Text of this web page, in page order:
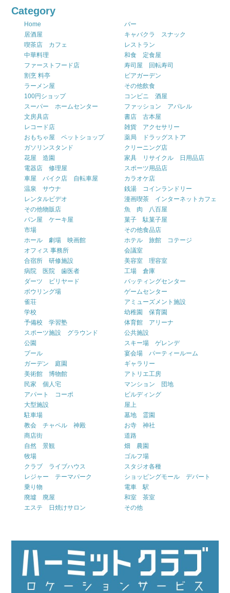
Category
Home
バー
居酒屋
キャバクラ スナック
喫茶店 カフェ
レストラン
中華料理
和食 定食屋
ファーストフード店
寿司屋 回転寿司
割烹 料亭
ビアガーデン
ラーメン屋
その他飲食
100円ショップ
コンビニ 酒屋
スーパー ホームセンター
ファッション アパレル
文房具店
書店 古本屋
レコード店
雑貨 アクセサリー
おもちゃ屋 ペットショップ
薬局 ドラッグストア
ガソリンスタンド
クリーニング店
花屋 造園
家具 リサイクル 日用品店
電器店 修理屋
スポーツ用品店
車屋 バイク店 自転車屋
カラオケ店
温泉 サウナ
銭湯 コインランドリー
レンタルビデオ
漫画喫茶 インターネットカフェ
その他物販店
魚 肉 八百屋
パン屋 ケーキ屋
菓子 駄菓子屋
市場
その他食品店
ホール 劇場 映画館
ホテル 旅館 コテージ
オフィス 事務所
会議室
合宿所 研修施設
美容室 理容室
病院 医院 歯医者
工場 倉庫
ダーツ ビリヤード
バッティングセンター
ボウリング場
ゲームセンター
雀荘
アミューズメント施設
学校
幼稚園 保育園
予備校 学習塾
体育館 アリーナ
スポーツ施設 グラウンド
公共施設
公園
スキー場 ゲレンデ
プール
宴会場 パーティールーム
ガーデン 庭園
ギャラリー
美術館 博物館
アトリエ工房
民家 個人宅
マンション 団地
アパート コーポ
ビルディング
大型施設
屋上
駐車場
墓地 霊園
教会 チャペル 神殿
お寺 神社
商店街
道路
自然 景観
畑 農園
牧場
ゴルフ場
クラブ ライブハウス
スタジオ各種
レジャー テーマパーク
ショッピングモール デパート
乗り物
電車 駅
廃墟 廃屋
和室 茶室
エステ 日焼けサロン
その他